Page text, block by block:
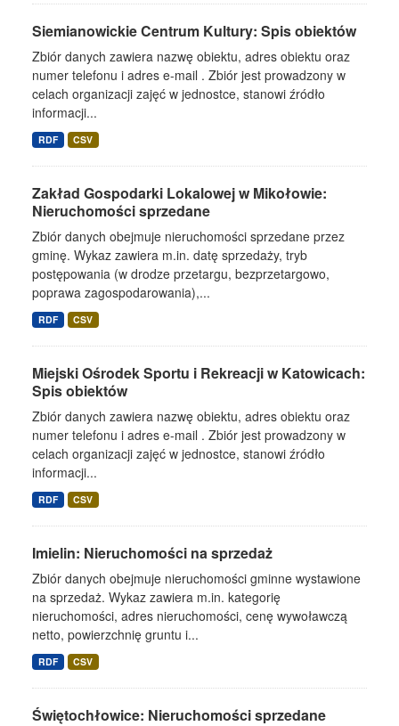
Siemianowickie Centrum Kultury: Spis obiektów
Zbiór danych zawiera nazwę obiektu, adres obiektu oraz
numer telefonu i adres e-mail . Zbiór jest prowadzony w
celach organizacji zajęć w jednostce, stanowi źródło
informacji...
RDF CSV
Zakład Gospodarki Lokalowej w Mikołowie:
Nieruchomości sprzedane
Zbiór danych obejmuje nieruchomości sprzedane przez
gminę. Wykaz zawiera m.in. datę sprzedaży, tryb
postępowania (w drodze przetargu, bezprzetargowo,
poprawa zagospodarowania),...
RDF CSV
Miejski Ośrodek Sportu i Rekreacji w Katowicach:
Spis obiektów
Zbiór danych zawiera nazwę obiektu, adres obiektu oraz
numer telefonu i adres e-mail . Zbiór jest prowadzony w
celach organizacji zajęć w jednostce, stanowi źródło
informacji...
RDF CSV
Imielin: Nieruchomości na sprzedaż
Zbiór danych obejmuje nieruchomości gminne wystawione
na sprzedaż. Wykaz zawiera m.in. kategorię
nieruchomości, adres nieruchomości, cenę wywoławczą
netto, powierzchnię gruntu i...
RDF CSV
Świętochłowice: Nieruchomości sprzedane